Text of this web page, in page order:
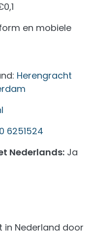
en mobiele
Herengracht
6251524
Nederlands: Ja
in Nederland door